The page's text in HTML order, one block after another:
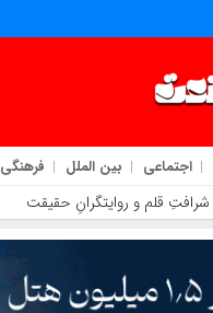
اجتماعی بین الملل فرهنگی